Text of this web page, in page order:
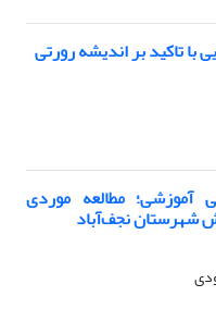
آموزشی؛ مطالعه موردی
شهرستان نجف‌آباد